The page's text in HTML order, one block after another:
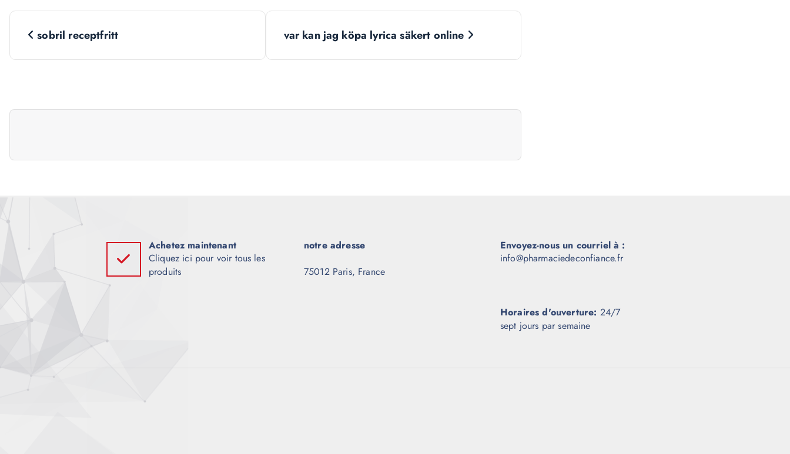
N
a
i
g
a
t
i
o
n
sobril receptfritt var kan jag köpa lyrica säkert online
Achetez maintenant
Cliquez ici pour voir tous les
produits
notre adresse
75012 Paris, France
Envoyez-nous un courriel à :
info@pharmaciedeconfiance.fr
Horaires d'ouverture: 24/7
sept jours par semaine